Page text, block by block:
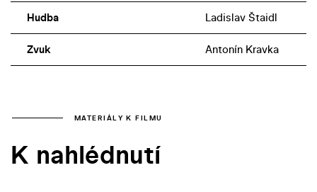
Hudba Ladislav Štaidl
Zvuk Antonín Kravka
MATERIÁLY K FILMU
K nahlédnutí